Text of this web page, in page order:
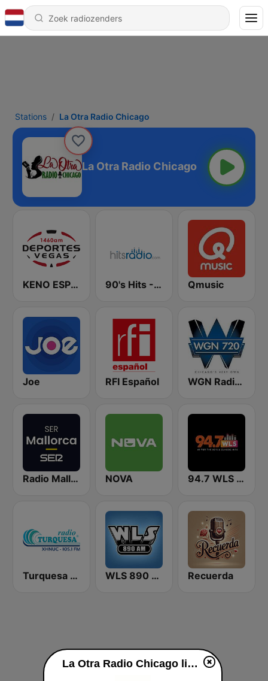
Stations La Otra Radio Chicago
La Otra Radio Chicago
KENO ESPN Deportes 1460 AM 90's Hits - Hits Radio Qmusic
Joe RFI Español WGN Radio 720 AM
Radio Mallorca SER NOVA 94.7 WLS FM
Turquesa FM Cancún WLS 890 AM Recuerda
La Otra Radio Chicago live luisteren